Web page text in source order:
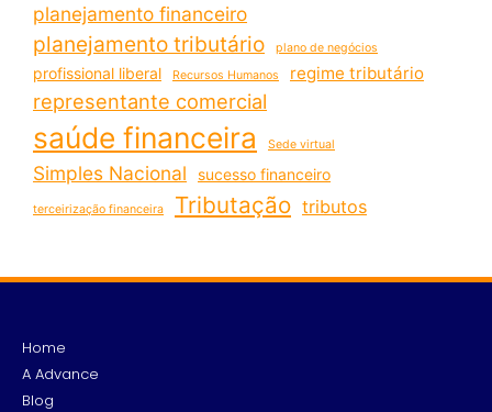
planejamento financeiro
planejamento tributário plano de negócios
profissional liberal Recursos Humanos regime tributário
representante comercial
saúde financeira Sede virtual
Simples Nacional sucesso financeiro
terceirização financeira Tributação tributos
Home
A Advance
Blog